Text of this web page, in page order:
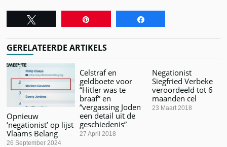
GERELATEERDE ARTIKELS
Opnieuw
‘negationist’ op lijst
Vlaams Belang
26 September 2024
Celstraf en
geldboete voor
“Hitler was te
braaf” en
“vergassing Joden
een detail uit de
geschiedenis”
27 April 2018
Negationist
Siegfried Verbeke
veroordeeld tot 6
maanden cel
23 Maart 2018